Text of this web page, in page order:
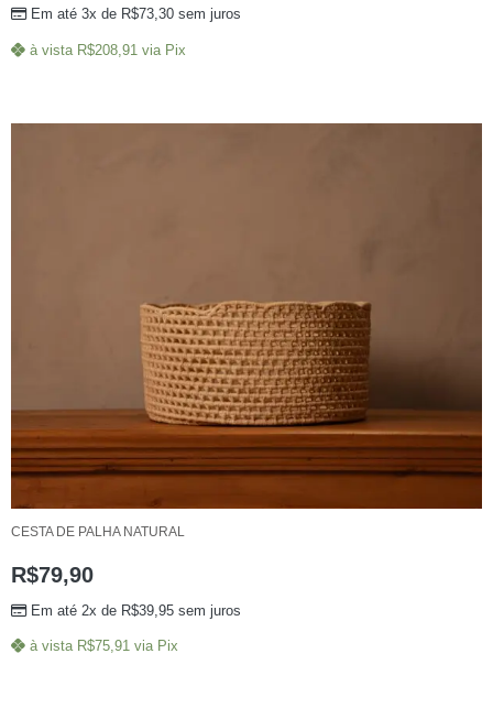
Em até 3x de R$73,30 sem juros
à vista R$208,91 via Pix
CESTA DE PALHA NATURAL
R$79,90
Em até 2x de R$39,95 sem juros
à vista R$75,91 via Pix